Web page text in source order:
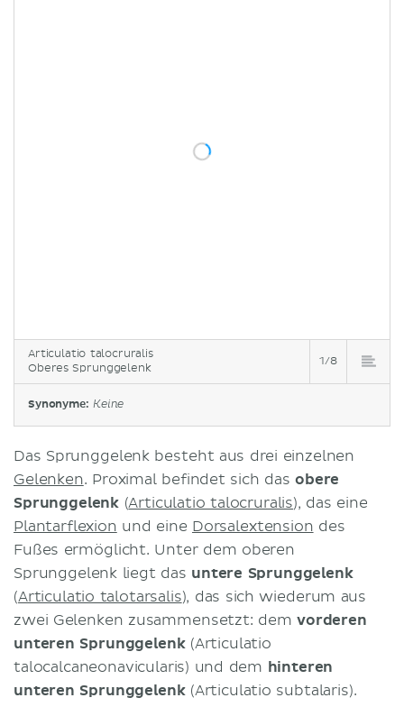
Articulatio talocruralis
Oberes Sprunggelenk
1/8
Synonyme: Keine
Das Sprunggelenk besteht aus drei einzelnen
Gelenken. Proximal befindet sich dasobere
Sprunggelenk (Articulatio talocruralis), das eine
Plantarflexion und eine Dorsalextension des
Fußes ermöglicht. Unter dem oberen
Sprunggelenk liegt das untere Sprunggelenk
(Articulatio talotarsalis), das sich wiederum aus
zwei Gelenken zusammensetzt: demvorderen
unteren Sprunggelenk(Articulatio
talocalcaneonavicularis) und dem hinteren
unteren Sprunggelenk(Articulatio subtalaris).